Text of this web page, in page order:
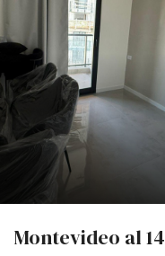
Montevideo al